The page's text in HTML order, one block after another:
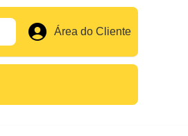
Área do Cliente